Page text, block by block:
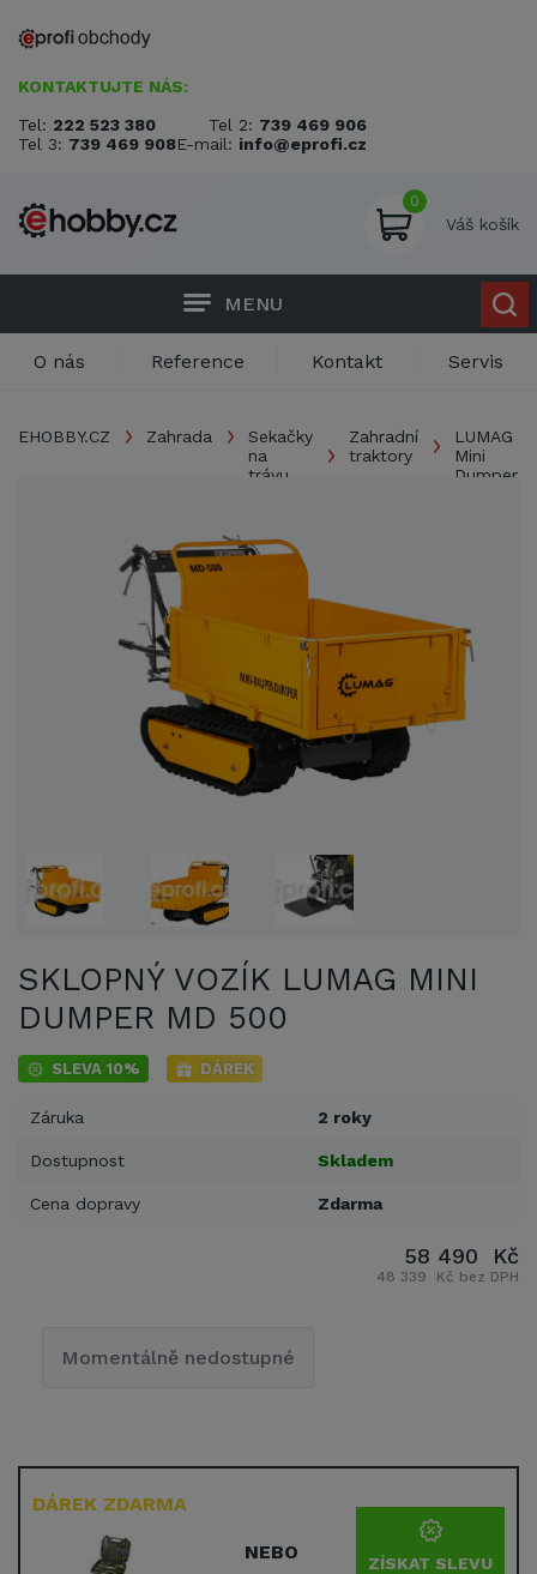
KONTAKTUJTE NÁS:
Tel: 222 523 380 Tel 2: 739 469 906
Tel 3: 739 469 908E-mail: info@eprofi.cz
0
Váš košík
MENU
O nás Reference Kontakt Servis
EHOBBY.CZ Zahrada
Sekačky
na
trávu
Zahradní
traktory
LUMAG
Mini
Dumper
SKLOPNÝ VOZÍK LUMAG MINI
DUMPER MD 500
SLEVA 10% DÁREK
Záruka 2 roky
Dostupnost Skladem
Cena dopravy Zdarma
DÁREK ZDARMA
NEBO ZÍSKAT SLEVU
58 490 Kč
48 339 Kč bez DPH
Momentálně nedostupné